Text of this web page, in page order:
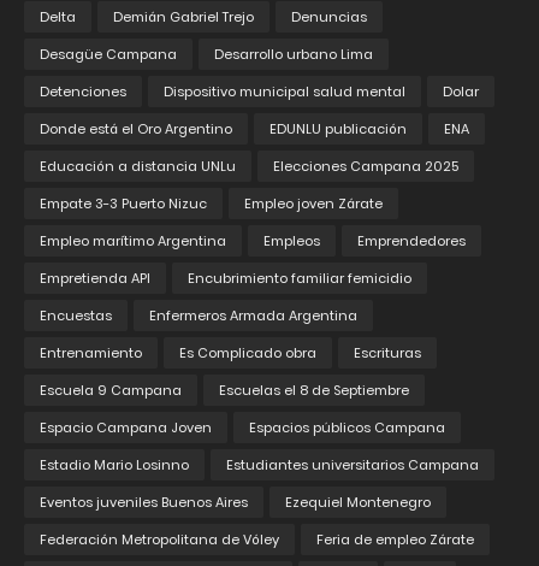
Delta
Demián Gabriel Trejo
Denuncias
Desagüe Campana
Desarrollo urbano Lima
Detenciones
Dispositivo municipal salud mental
Dolar
Donde está el Oro Argentino
EDUNLU publicación
ENA
Educación a distancia UNLu
Elecciones Campana 2025
Empate 3-3 Puerto Nizuc
Empleo joven Zárate
Empleo marítimo Argentina
Empleos
Emprendedores
Empretienda API
Encubrimiento familiar femicidio
Encuestas
Enfermeros Armada Argentina
Entrenamiento
Es Complicado obra
Escrituras
Escuela 9 Campana
Escuelas el 8 de Septiembre
Espacio Campana Joven
Espacios públicos Campana
Estadio Mario Losinno
Estudiantes universitarios Campana
Eventos juveniles Buenos Aires
Ezequiel Montenegro
Federación Metropolitana de Vóley
Feria de empleo Zárate